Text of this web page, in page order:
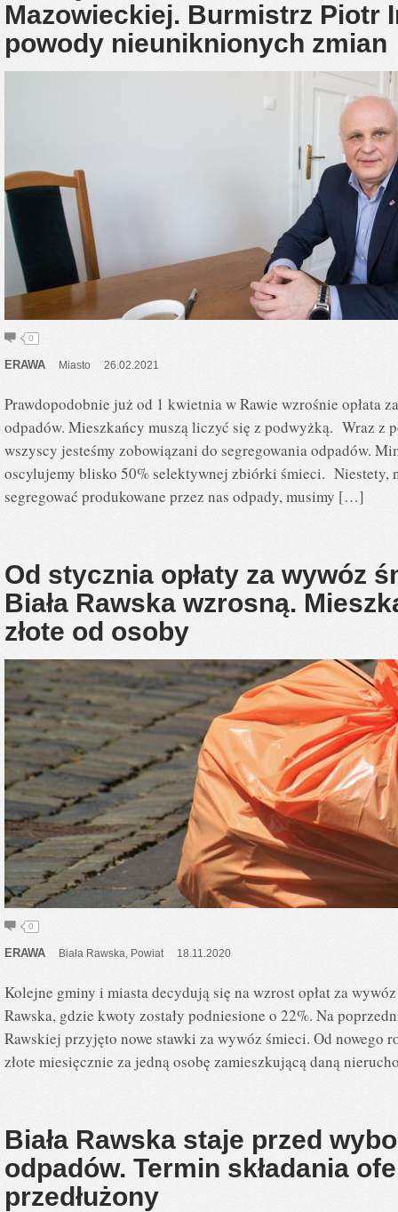
Mazowieckiej. Burmistrz Piotr
powody nieuniknionych zmian
0
ERAWA Miasto 26.02.2021
Prawdopodobnie już od 1 kwietnia w Rawie wzrośnie opłata
odpadów. Mieszkańcy muszą liczyć się z podwyżką. Wraz z
wszyscy jesteśmy zobowiązani do segregowania odpadów.
oscylujemy blisko 50% selektywnej zbiórki śmieci. Niestety,
segregować produkowane przez nas odpady, musimy […]
Od stycznia opłaty za wywóz
Biała Rawska wzrosną.
złote od osoby
0
ERAWA Biała Rawska Powiat 18.11.2020
Kolejne gminy i miasta decydują się na wzrost opłat za
Rawska, gdzie kwoty zostały podniesione o 22%. Na
Rawskiej przyjęto nowe stawki za wywóz śmieci. Od nowego
złote miesięcznie za jedną osobę zamieszkującą daną
Biała Rawska staje przed
odpadów. Termin składania
przedłużony